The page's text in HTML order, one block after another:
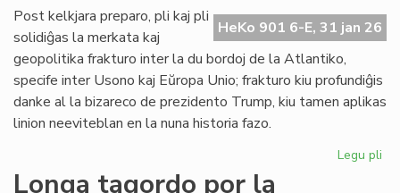
ĉe
HeKo 901 6-E, 31 jan 26
Post kelkjara preparo, pli kaj pli
solidiĝas la merkata kaj
geopolitika frakturo inter la du bordoj de la Atlantiko,
specife inter Usono kaj Eŭropa Unio; frakturo kiu profundiĝis
danke al la bizareco de prezidento Trump, kiu tamen aplikas
linion neeviteblan en la nuna historia fazo.
Legu pli
Longa tagordo por la